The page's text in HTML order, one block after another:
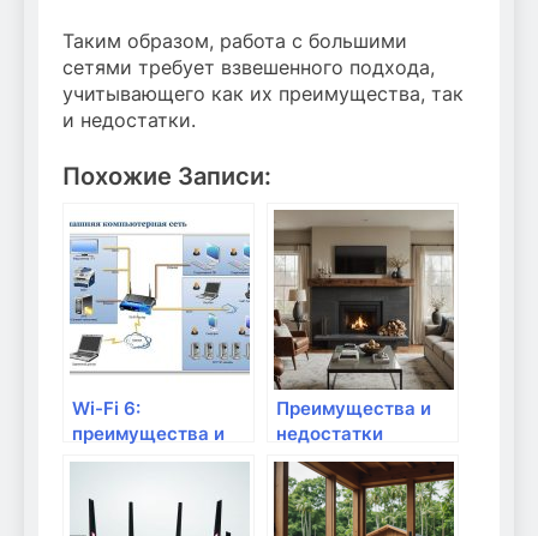
Таким образом, работа с большими
сетями требует взвешенного подхода,
учитывающего как их преимущества, так
и недостатки.
Похожие Записи:
Wi-Fi 6:
преимущества и
недостатки
Преимущества и
недостатки
комбинированных
маршрутизаторов